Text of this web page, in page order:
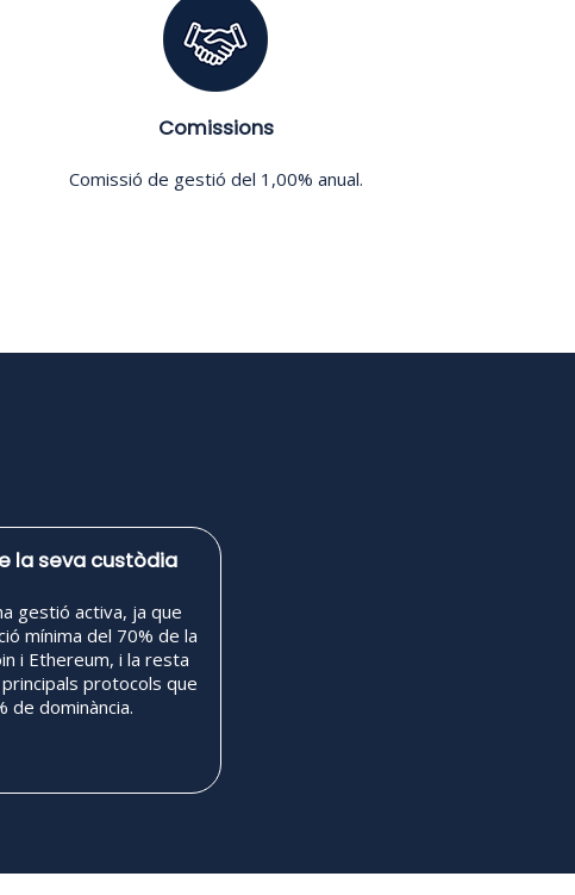
Comissions
Comissió de gestió del 1,00% anual.
la seva custòdia
gestió activa, ja que
mínima del 70% de la
i Ethereum, i la resta
protocols que
de dominància.